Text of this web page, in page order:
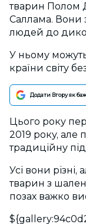
тварин Полом
Саллама. Вони
людей до
У ньому
країни світу
Додати Вгору як
Цього року
2019 року, але
традиційну
Усі вони
тварин з
позах важко